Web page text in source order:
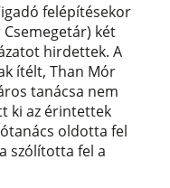
felépítésekor
két
hirdettek. A
ítélt, Than Mór
tanácsa nem
ki az érintettek
oldotta fel
szólította fel a